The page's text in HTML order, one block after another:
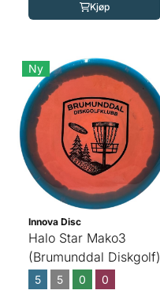
Kjøp
Ny
Innova Disc
Halo Star Mako3
(Brumunddal Diskgolf)
5 5 0 0